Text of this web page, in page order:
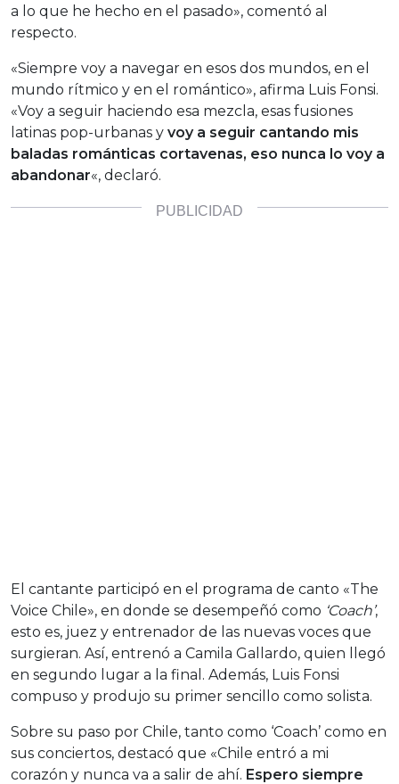
a lo que he hecho en el pasado», comentó al
respecto.
«Siempre voy a navegar en esos dos mundos, en el
mundo rítmico y en el romántico», afirma Luis Fonsi.
«Voy a seguir haciendo esa mezcla, esas fusiones
latinas pop-urbanas y voy a seguir cantando mis
baladas románticas cortavenas, eso nunca lo voy a
abandonar«, declaró.
El cantante participó en el programa de canto «The
Voice Chile», en donde se desempeñó como ‘Coach’,
esto es, juez y entrenador de las nuevas voces que
surgieran. Así, entrenó a Camila Gallardo, quien llegó
en segundo lugar a la final. Además, Luis Fonsi
compuso y produjo su primer sencillo como solista.
Sobre su paso por Chile, tanto como ‘Coach’ como en
sus conciertos, destacó que «Chile entró a mi
corazón y nunca va a salir de ahí. Espero siempre